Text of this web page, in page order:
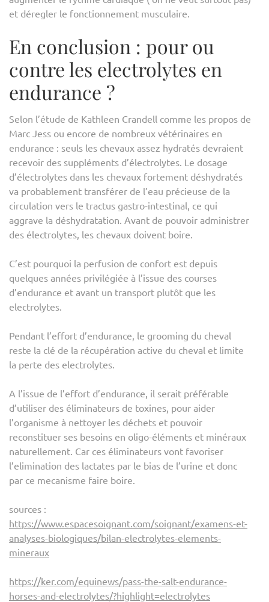
et déregler le fonctionnement musculaire.
En conclusion : pour ou
contre les electrolytes en
endurance ?
Selon l’étude de Kathleen Crandell comme les propos de
Marc Jess ou encore de nombreux vétérinaires en
endurance : seuls les chevaux assez hydratés devraient
recevoir des suppléments d’électrolytes. Le dosage
d’électrolytes dans les chevaux fortement déshydratés
va probablement transférer de l’eau précieuse de la
circulation vers le tractus gastro-intestinal, ce qui
aggrave la déshydratation. Avant de pouvoir administrer
des électrolytes, les chevaux doivent boire.
C’est pourquoi la perfusion de confort est depuis
quelques années privilégiée à l’issue des courses
d’endurance et avant un transport plutôt que les
electrolytes.
Pendant l’effort d’endurance, le grooming du cheval
reste la clé de la récupération active du cheval et limite
la perte des electrolytes.
A l’issue de l’effort d’endurance, il serait préférable
d’utiliser des éliminateurs de toxines, pour aider
l’organisme à nettoyer les déchets et pouvoir
reconstituer ses besoins en oligo-éléments et minéraux
naturellement. Car ces éliminateurs vont favoriser
l’elimination des lactates par le bias de l’urine et donc
par ce mecanisme faire boire.
sources :
https://www.espacesoignant.com/soignant/examens-et-
analyses-biologiques/bilan-electrolytes-elements-
mineraux
https://ker.com/equinews/pass-the-salt-endurance-
horses-and-electrolytes/?highlight=electrolytes